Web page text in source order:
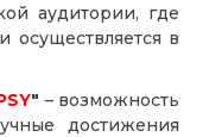
аудитории, где
осуществляется в
" – возможность
достижения